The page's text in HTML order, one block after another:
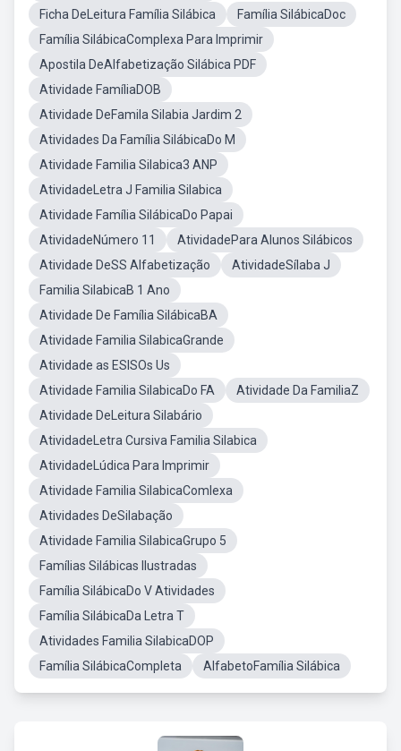
Ficha DeLeitura Família Silábica
Família SilábicaDoc
Família SilábicaComplexa Para Imprimir
Apostila DeAlfabetização Silábica PDF
Atividade FamíliaDOB
Atividade DeFamila Silabia Jardim 2
Atividades Da Família SilábicaDo M
Atividade Familia Silabica3 ANP
AtividadeLetra J Familia Silabica
Atividade Família SilábicaDo Papai
AtividadeNúmero 11
AtividadePara Alunos Silábicos
Atividade DeSS Alfabetização
AtividadeSílaba J
Familia SilabicaB 1 Ano
Atividade De Família SilábicaBA
Atividade Familia SilabicaGrande
Atividade as ESISOs Us
Atividade Familia SilabicaDo FA
Atividade Da FamiliaZ
Atividade DeLeitura Silabário
AtividadeLetra Cursiva Familia Silabica
AtividadeLúdica Para Imprimir
Atividade Familia SilabicaComlexa
Atividades DeSilabação
Atividade Familia SilabicaGrupo 5
Famílias Silábicas Ilustradas
Família SilábicaDo V Atividades
Família SilábicaDa Letra T
Atividades Familia SilabicaDOP
Família SilábicaCompleta
AlfabetoFamília Silábica